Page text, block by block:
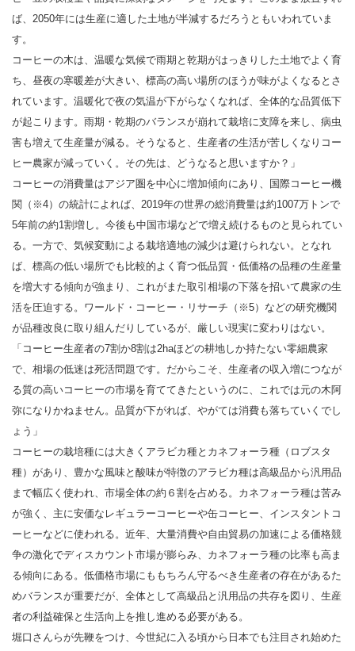
ば、2050年には生産に適した土地が半減するだろうともいわれていま
す。
コーヒーの木は、温暖な気候で雨期と乾期がはっきりした土地でよく育
ち、昼夜の寒暖差が大きい、標高の高い場所のほうが味がよくなるとさ
れています。温暖化で夜の気温が下がらなくなれば、全体的な品質低下
が起こります。雨期・乾期のバランスが崩れて栽培に支障を来し、病虫
害も増えて生産量が減る。そうなると、生産者の生活が苦しくなりコー
ヒー農家が減っていく。その先は、どうなると思いますか？」
コーヒーの消費量はアジア圏を中心に増加傾向にあり、国際コーヒー機
関（※4）の統計によれば、2019年の世界の総消費量は約1007万トンで
5年前の約1割増し。今後も中国市場などで増え続けるものと見られてい
る。一方で、気候変動による栽培適地の減少は避けられない。となれ
ば、標高の低い場所でも比較的よく育つ低品質・低価格の品種の生産量
を増大する傾向が強まり、これがまた取引相場の下落を招いて農家の生
活を圧迫する。ワールド・コーヒー・リサーチ（※5）などの研究機関
が品種改良に取り組んだりしているが、厳しい現実に変わりはない。
「コーヒー生産者の7割か8割は2haほどの耕地しか持たない零細農家
で、相場の低迷は死活問題です。だからこそ、生産者の収入増につなが
る質の高いコーヒーの市場を育ててきたというのに、これでは元の木阿
弥になりかねません。品質が下がれば、やがては消費も落ちていくでし
ょう」
コーヒーの栽培種には大きくアラビカ種とカネフォーラ種（ロブスタ
種）があり、豊かな風味と酸味が特徴のアラビカ種は高級品から汎用品
まで幅広く使われ、市場全体の約６割を占める。カネフォーラ種は苦み
が強く、主に安価なレギュラーコーヒーや缶コーヒー、インスタントコ
ーヒーなどに使われる。近年、大量消費や自由貿易の加速による価格競
争の激化でディスカウント市場が膨らみ、カネフォーラ種の比率も高ま
る傾向にある。低価格市場にももちろん守るべき生産者の存在があるた
めバランスが重要だが、全体として高級品と汎用品の共存を図り、生産
者の利益確保と生活向上を推し進める必要がある。
堀口さんらが先鞭をつけ、今世紀に入る頃から日本でも注目され始めた